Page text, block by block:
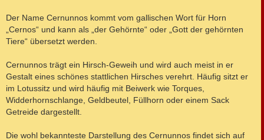
Der Name Cernunnos kommt vom gallischen Wort für Horn
„Cernos“ und kann als „der Gehörnte“ oder „Gott der gehörnten
Tiere“ übersetzt werden.
Cernunnos trägt ein Hirsch-Geweih und wird auch meist in er
Gestalt eines schönes stattlichen Hirsches verehrt. Häufig sitzt er
im Lotussitz und wird häufig mit Beiwerk wie Torques,
Widderhornschlange, Geldbeutel, Füllhorn oder einem Sack
Getreide dargestellt.
Die wohl bekannteste Darstellung des Cernunnos findet sich auf